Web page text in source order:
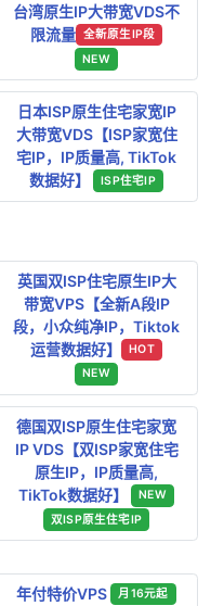
台湾原生IP大带宽VDS不
限流量 全新原生IP段
NEW
日本ISP原生住宅家宽IP
大带宽VDS【ISP家宽住
宅IP，IP质量高, TikTok
数据好】
ISP住宅IP
英国双ISP住宅原生IP大
带宽VPS【全新A段IP
段，小众纯净IP，Tiktok
运营数据好】 HOT
NEW
德国双ISP原生住宅家宽
IP VDS【双ISP家宽住宅
原生IP，IP质量高,
TikTok数据好】
NEW
双ISP原生住宅IP
年付特价VPS 月16元起